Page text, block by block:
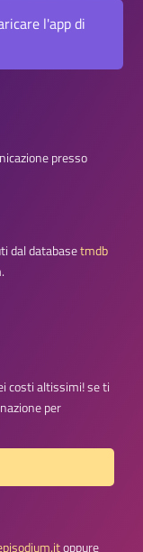
l'app di
presso
dal databasetmdb
costi altissimi! se ti
per
oppure